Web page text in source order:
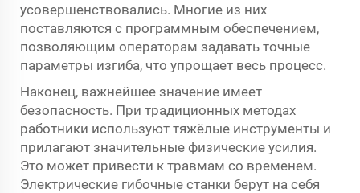
усовершенствовались. Многие из них
поставляются с программным обеспечением,
позволяющим операторам задавать точные
параметры изгиба, что упрощает весь процесс.
Наконец, важнейшее значение имеет
безопасность. При традиционных методах
работники используют тяжёлые инструменты и
прилагают значительные физические усилия.
Это может привести к травмам со временем.
Электрические гибочные станки берут на себя